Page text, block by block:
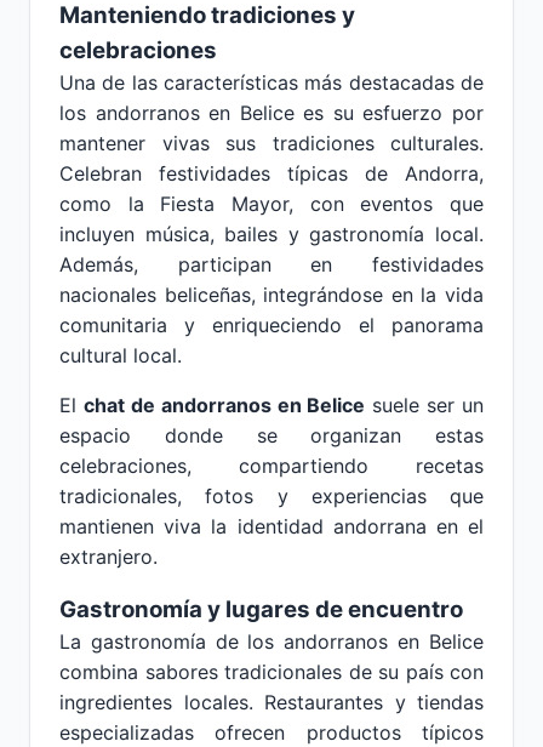
Manteniendo tradiciones y
celebraciones
Una de las características más destacadas de
los andorranos en Belice es su esfuerzo por
mantener vivas sus tradiciones culturales.
Celebran festividades típicas de Andorra,
como la Fiesta Mayor, con eventos que
incluyen música, bailes y gastronomía local.
Además, participan en festividades
nacionales beliceñas, integrándose en la vida
comunitaria y enriqueciendo el panorama
cultural local.
El chat de andorranos en Belice suele ser un
espacio donde se organizan estas
celebraciones, compartiendo recetas
tradicionales, fotos y experiencias que
mantienen viva la identidad andorrana en el
extranjero.
Gastronomía y lugares de encuentro
La gastronomía de los andorranos en Belice
combina sabores tradicionales de su país con
ingredientes locales. Restaurantes y tiendas
especializadas ofrecen productos típicos